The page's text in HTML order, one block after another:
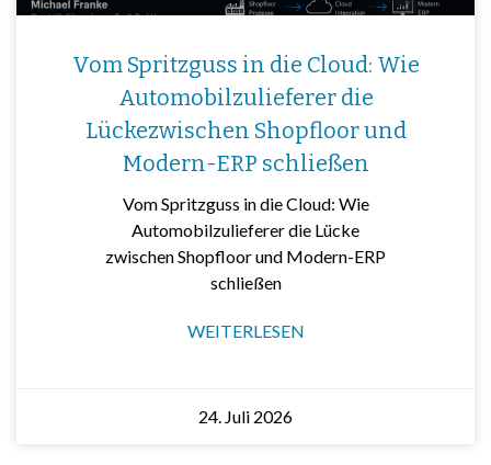
Vom Spritzguss in die Cloud: Wie
Automobilzulieferer die
Lückezwischen Shopfloor und
Modern-ERP schließen
Vom Spritzguss in die Cloud: Wie
Automobilzulieferer die Lücke
zwischen Shopfloor und Modern-ERP
schließen
WEITERLESEN
24. Juli 2026